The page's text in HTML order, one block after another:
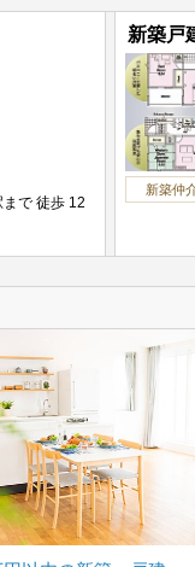
まで 徒歩 12
新築戸
新築仲